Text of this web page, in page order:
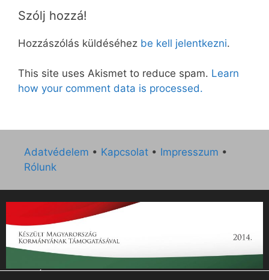
Szólj hozzá!
Hozzászólás küldéséhez be kell jelentkezni.
This site uses Akismet to reduce spam. Learn
how your comment data is processed.
Adatvédelem • Kapcsolat • Impresszum •
Rólunk
„Az Új Ember katolikus hetilap 2014. évi működésének